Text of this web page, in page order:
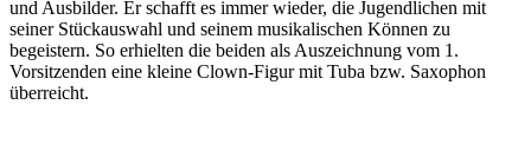
und Ausbilder. Er schafft es immer wieder, die Jugendlichen mit
seiner Stückauswahl und seinem musikalischen Können zu
begeistern. So erhielten die beiden als Auszeichnung vom 1.
Vorsitzenden eine kleine Clown-Figur mit Tuba bzw. Saxophon
überreicht.